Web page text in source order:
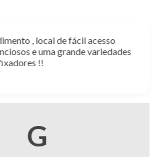
, local de fácil acesso
e uma grande variedades
!!
G